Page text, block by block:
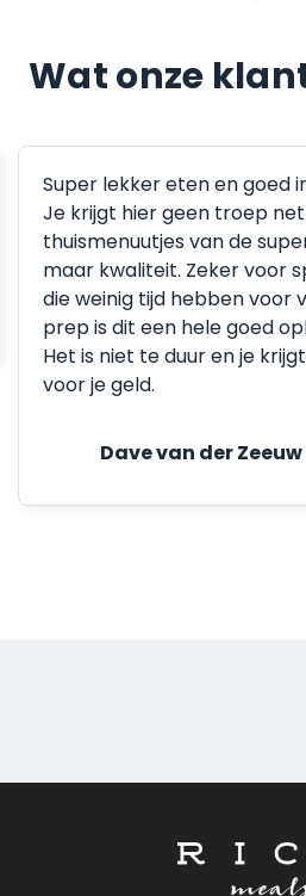
Wat onze
Super lekker eten en goed
Je krijgt hier geen troep
thuismenuutjes van de
maar kwaliteit. Zeker voor
die weinig tijd hebben voor
prep is dit een hele goed
Het is niet te duur en je
voor je geld.
Dave van der Zeeuw